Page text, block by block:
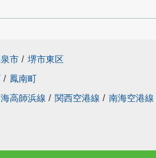
市 / 堺市東区
/ 鳳南町
高師浜線 / 関西空港線 / 南海空港線